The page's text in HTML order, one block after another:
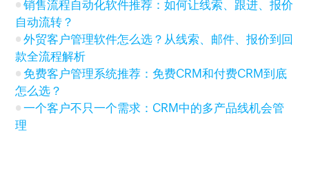
销售流程自动化软件推荐：如何让线索、跟进、报价
自动流转？
外贸客户管理软件怎么选？从线索、邮件、报价到回
款全流程解析
免费客户管理系统推荐：免费CRM和付费CRM到底
怎么选？
一个客户不只一个需求：CRM中的多产品线机会管
理